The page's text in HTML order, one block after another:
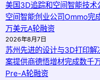
美国3D追踪和空间智能技术
空间智能创业公司Ommo完
万美元A轮融资
2026年8月7日
苏州先进的设计与3D打印解
案提供商德悟增材完成数千
Pre-A轮融资